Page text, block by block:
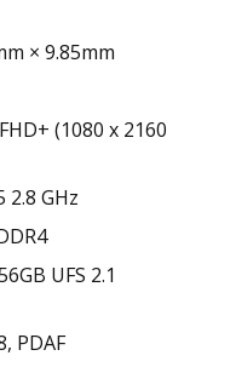
× 9.85mm
(1080 x 2160
GHz
UFS 2.1
PDAF